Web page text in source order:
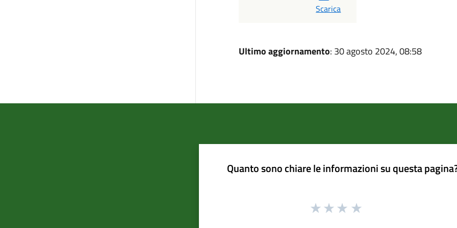
PDF
Scarica
Ultimo aggiornamento: 30 agosto 2024, 08:58
Quanto sono chiare le informazioni su questa